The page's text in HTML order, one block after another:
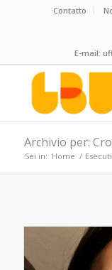
Contatto
E-mail:
Archivio per:
Sei in: Home /